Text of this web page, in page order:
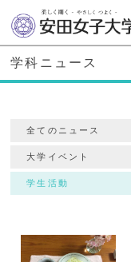
学科ニュース
全てのニュース
大学イベント
学生活動